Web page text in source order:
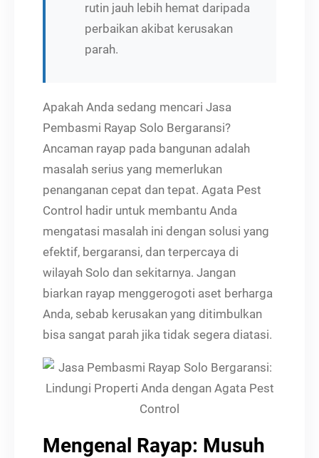
rutin jauh lebih hemat daripada
perbaikan akibat kerusakan
parah.
Apakah Anda sedang mencari Jasa
Pembasmi Rayap Solo Bergaransi?
Ancaman rayap pada bangunan adalah
masalah serius yang memerlukan
penanganan cepat dan tepat. Agata Pest
Control hadir untuk membantu Anda
mengatasi masalah ini dengan solusi yang
efektif, bergaransi, dan terpercaya di
wilayah Solo dan sekitarnya. Jangan
biarkan rayap menggerogoti aset berharga
Anda, sebab kerusakan yang ditimbulkan
bisa sangat parah jika tidak segera diatasi.
Mengenal Rayap: Musuh